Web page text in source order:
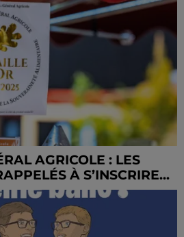
AGRICOLE : LES
À S’INSCRIRE...